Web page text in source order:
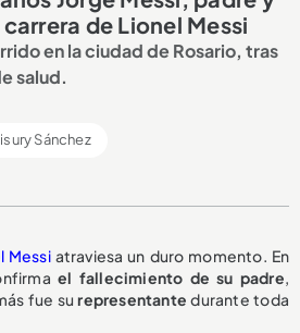
de Lionel Messi
en la ciudad de Rosario, tras
salud.
Sánchez
Messiatraviesa un duro momento. En
el fallecimiento de su padre,
fue surepresentantedurante toda